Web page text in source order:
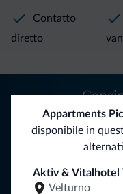
Appartments
disponibile in
Aktiv & Vitalhotel
Velturno
Contatto
diretto
Riceverai